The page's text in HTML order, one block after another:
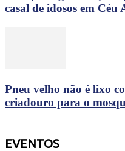
casal de idosos em Céu
Pneu velho não é lixo
criadouro para o
EVENTOS